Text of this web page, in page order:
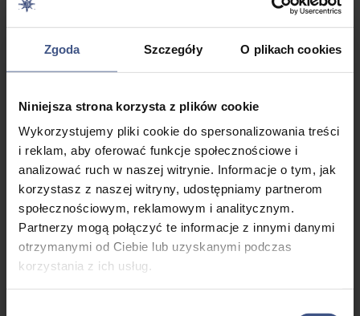
Zgoda Szczegóły O plikach cookies
Niniejsza strona korzysta z plików cookie
Wykorzystujemy pliki cookie do spersonalizowania treści
i reklam, aby oferować funkcje społecznościowe i
analizować ruch w naszej witrynie. Informacje o tym, jak
korzystasz z naszej witryny, udostępniamy partnerom
społecznościowym, reklamowym i analitycznym.
Partnerzy mogą połączyć te informacje z innymi danymi
otrzymanymi od Ciebie lub uzyskanymi podczas
korzystania z ich usług.
Aquapack – taka nieprzemakalna torebka na telefon – oraz
ładowarka samochodowa.
Wiadomo, że bez netu i telefonu nikt za długo nie pożyje, więc
te dwie rzeczy pozwolą Wam pozostać w kontakcie. Telefony
recepcji) ale własna ładowarka zapewnia niezależność.
Dokładny spis, który pomoże Wam w pakowaniu znajdziecie
co zabrać na żagle
Jak wygląda życie na jachcie?
Wyobraźcie sobie wnętrze przyczepy kempingowej.
Teraz pomniejszcie przestrzeń o połowę i dodajcie dwa razy
więcej ludzi 😉 i już macie wyobrażenie. Do dyspozycji macie
małą dwu palnikową kuchenkę i czasami chemiczne WC, ale…